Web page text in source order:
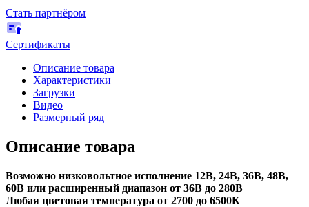
Стать партнёром
Сертификаты
Описание товара
Характеристики
Загрузки
Видео
Размерный ряд
Описание товара
Возможно низковольтное исполнение 12В, 24В, 36В, 48В,
60В или расширенный диапазон от 36В до 280В
Любая цветовая температура от 2700 до 6500К